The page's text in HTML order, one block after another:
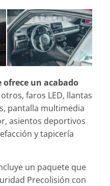
ofrece un acabado
faros LED, llantas
pantalla multimedia
asientos deportivos
y tapicería
un paquete que
Precolisión con